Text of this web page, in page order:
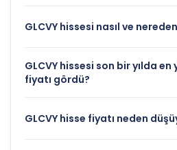
GLCVY hissesi nasıl ve nereden
GLCVY hissesi son bir yılda
fiyatı gördü?
GLCVY hisse fiyatı neden